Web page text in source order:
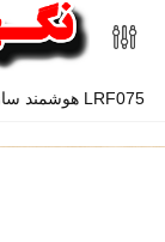
هوشمند کنترل ریموتی 16 کاناله LRF075